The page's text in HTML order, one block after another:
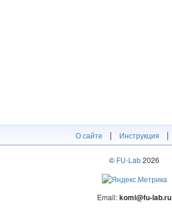
О сайте | Инструкция |
© FU-Lab2026
Email:komi@fu-lab.ru